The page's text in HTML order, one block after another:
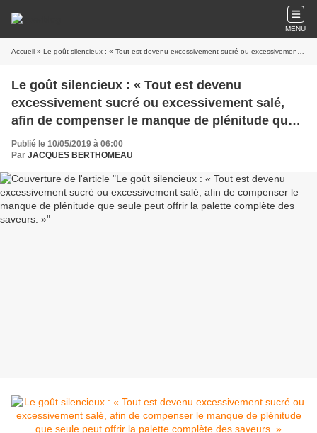
MENU
Accueil » Le goût silencieux : « Tout est devenu excessivement sucré ou excessivement salé, afin de compenser le manque de plénitude que seule peut offrir la palette complète des saveurs. »
Le goût silencieux : « Tout est devenu
excessivement sucré ou excessivement salé,
afin de compenser le manque de plénitude que
seule peut offrir la palette complète des
saveurs. »
Publié le 10/05/2019 à 06:00
Par JACQUES BERTHOMEAU